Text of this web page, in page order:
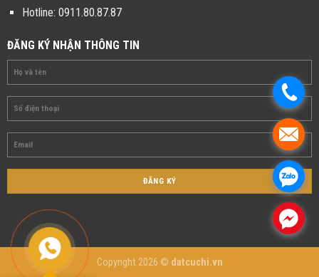
Hotline: 0911.80.87.87
ĐĂNG KÝ NHẬN THÔNG TIN
Copyright 2026 © datcuchi.vn
.
.
.
.